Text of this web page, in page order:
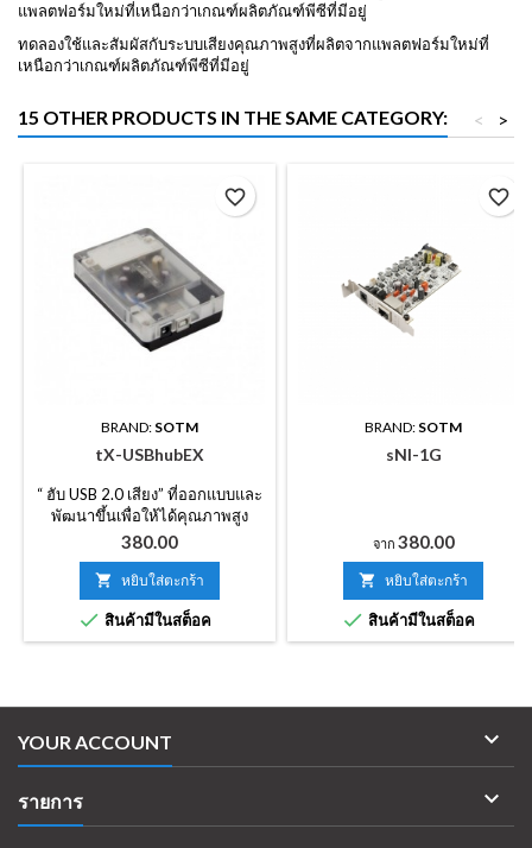
แพลตฟอร์มใหม่ที่เหนือกว่าเกณฑ์ผลิตภัณฑ์พีซีที่มีอยู่
ทดลองใช้และสัมผัสกับระบบเสียงคุณภาพสูงที่ผลิตจากแพลตฟอร์มใหม่ที่
เหนือกว่าเกณฑ์ผลิตภัณฑ์พีซีที่มีอยู่
15 OTHER PRODUCTS IN THE SAME CATEGORY: >
<
BRAND: SOTM
tX-USBhubEX
“ ฮับ USB 2.0 เสียง” ที่ออกแบบและ
พัฒนาขึ้นเพื่อให้ได้คุณภาพสูง
สำหรับอุปกรณ์เสียง USB ที่ใช้
เทคโนโลยีที่ใช้ในผลิตภัณฑ์ของ
tX-USB และ tX-USBexp ซึ่งให้
คุณภาพเสียงที่ยอดเยี่ยมไม่มีที่
เปรียบและเทียบไม่ได้กับฮับ USB
ทั่วไปอื่น ๆ (โปรดทราบว่านี่คือส่วน
ราคา
380.00
 หยิบใส่ตะกร้า
 สินค้ามีในสต็อค
favorite_border
BRAND: SOTM
sNI-1G
จาก ราคา
380.00
 หยิบใส่ตะกร้า
 สินค้ามีในสต็อค
favorite_border
YOUR ACCOUNT 
รายการ 